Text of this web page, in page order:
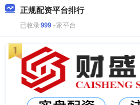
正规配资平台排行
已收录999+家平台